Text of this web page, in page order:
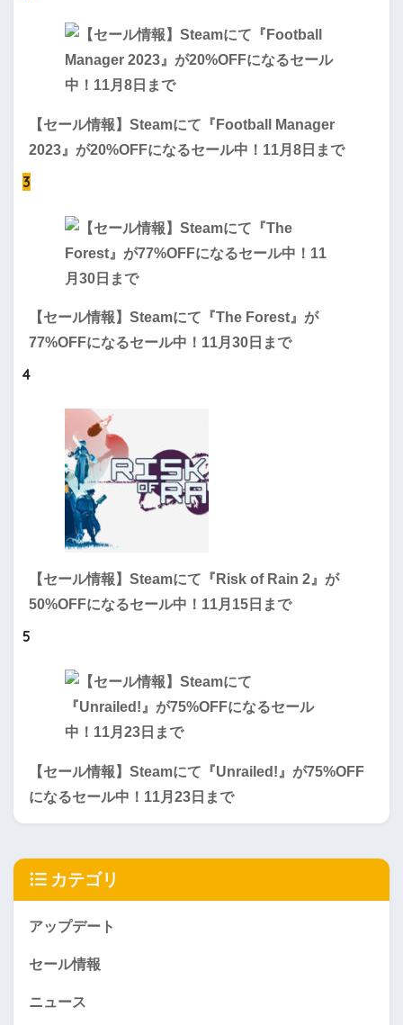
【セール情報】Steamにて『Football Manager
2023』が20%OFFになるセール中！11月8日まで
3
【セール情報】Steamにて『The Forest』が
77%OFFになるセール中！11月30日まで
4
【セール情報】Steamにて『Risk of Rain 2』が
50%OFFになるセール中！11月15日まで
5
【セール情報】Steamにて『Unrailed!』が75%OFF
になるセール中！11月23日まで
カテゴリ
アップデート
セール情報
ニュース